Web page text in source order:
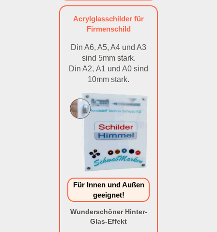
Acrylglasschilder für
Firmenschild
Din A6, A5, A4 und A3
sind 5mm stark.
Din A2, A1 und A0 sind
10mm stark.
Für Innen und Außen
geeignet!
Wunderschöner Hinter-
Glas-Effekt